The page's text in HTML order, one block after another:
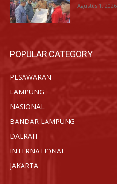
Agustus 1, 2026
POPULAR CATEGORY
PESAWARAN
LAMPUNG
NASIONAL
BANDAR LAMPUNG
DAERAH
INTERNATIONAL
JAKARTA